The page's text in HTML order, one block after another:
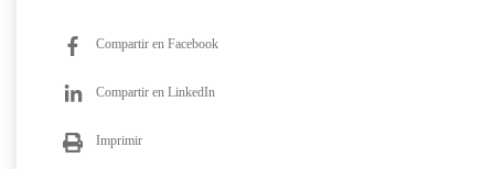
Compartir en Facebook
Compartir en LinkedIn
Imprimir